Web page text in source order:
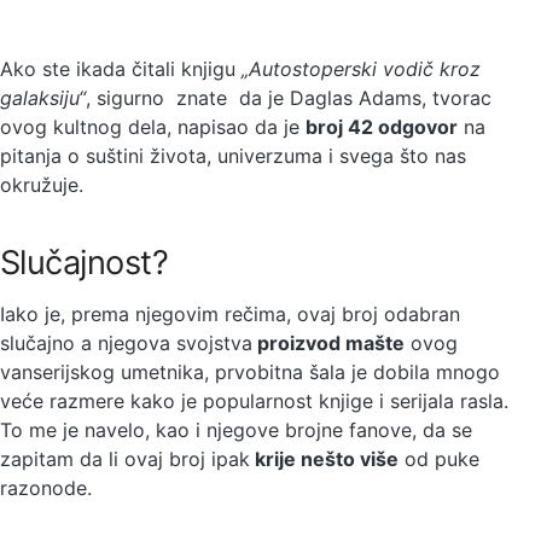
Ako ste ikada čitali knjigu „Autostoperski vodič kroz
galaksiju“, sigurno znate da je Daglas Adams, tvorac
ovog kultnog dela, napisao da je broj 42 odgovor na
pitanja o suštini života, univerzuma i svega što nas
okružuje.
Slučajnost?
Iako je, prema njegovim rečima, ovaj broj odabran
slučajno a njegova svojstva proizvod mašte ovog
vanserijskog umetnika, prvobitna šala je dobila mnogo
veće razmere kako je popularnost knjige i serijala rasla.
To me je navelo, kao i njegove brojne fanove, da se
zapitam da li ovaj broj ipak krije nešto više od puke
razonode.